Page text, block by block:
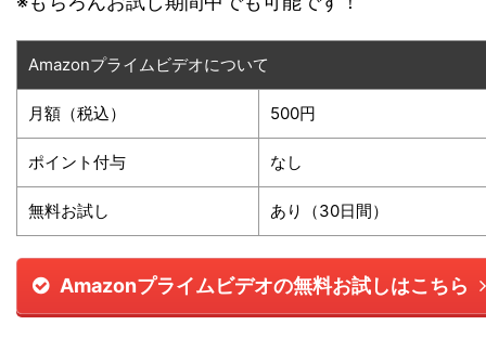
Amazonプライムビデオについて
月額（税込） 500円
ポイント付与 なし
無料お試し あり（30日間）
Amazonプライムビデオの無料お試しはこちら